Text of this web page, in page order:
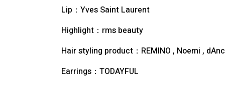
Lip：Yves Saint Laurent
Highlight：rms beauty
Hair styling product：REMINO , Noemi ,
Earrings：TODAYFUL